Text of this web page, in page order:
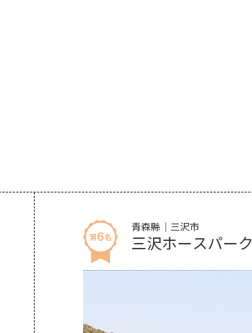
青森縣｜三沢市
三沢ホースパーク